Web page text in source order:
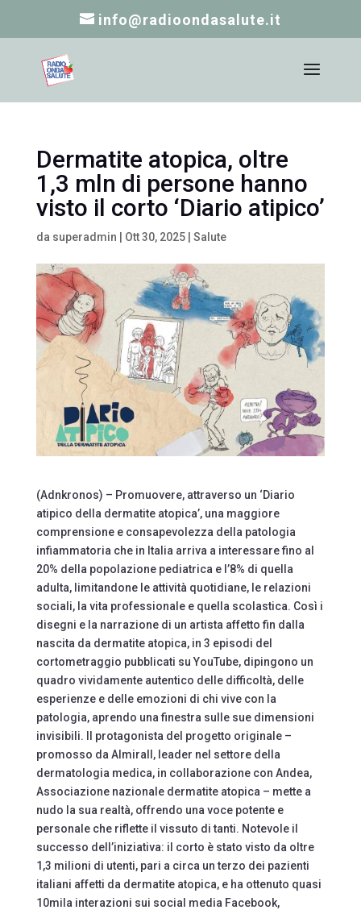
info@radioondasalute.it
Dermatite atopica, oltre
1,3 mln di persone hanno
visto il corto ‘Diario atipico’
da superadmin Ott 30, 2025| Salute
(Adnkronos) – Promuovere, attraverso un ‘Diario
atipico della dermatite atopica’, una maggiore
comprensione e consapevolezza della patologia
infiammatoria che in Italia arriva a interessare fino al
20% della popolazione pediatrica e l’8% di quella
adulta, limitandone le attività quotidiane, le relazioni
sociali, la vita professionale e quella scolastica. Così i
disegni e la narrazione di un artista affetto fin dalla
nascita da dermatite atopica, in 3 episodi del
cortometraggio pubblicati su YouTube, dipingono un
quadro vividamente autentico delle difficoltà, delle
esperienze e delle emozioni di chi vive con la
patologia, aprendo una finestra sulle sue dimensioni
invisibili. Il protagonista del progetto originale –
promosso da Almirall, leader nel settore della
dermatologia medica, in collaborazione con Andea,
Associazione nazionale dermatite atopica – mette a
nudo la sua realtà, offrendo una voce potente e
personale che riflette il vissuto di tanti. Notevole il
successo dell’iniziativa: il corto è stato visto da oltre
1,3 milioni di utenti, pari a circa un terzo dei pazienti
italiani affetti da dermatite atopica, e ha ottenuto quasi
10mila interazioni sui social media Facebook,